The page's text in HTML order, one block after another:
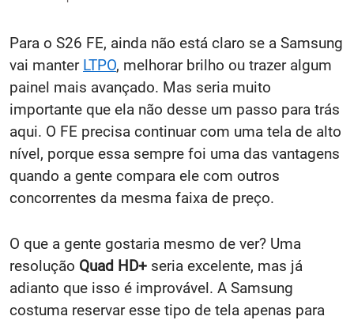
Para o S26 FE, ainda não está claro se a Samsung
vai manter LTPO, melhorar brilho ou trazer algum
painel mais avançado. Mas seria muito
importante que ela não desse um passo para trás
aqui. O FE precisa continuar com uma tela de alto
nível, porque essa sempre foi uma das vantagens
quando a gente compara ele com outros
concorrentes da mesma faixa de preço.
O que a gente gostaria mesmo de ver? Uma
resolução Quad HD+ seria excelente, mas já
adianto que isso é improvável. A Samsung
costuma reservar esse tipo de tela apenas para